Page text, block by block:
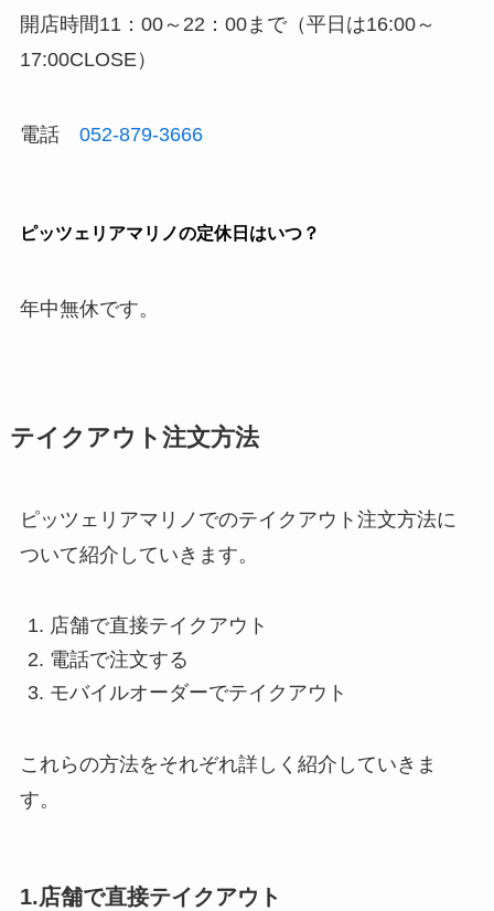
開店時間11：00～22：00まで（平日は16:00～
17:00CLOSE）
電話 052-879-3666
ピッツェリアマリノの定休日はいつ？
年中無休です。
テイクアウト注文方法
ピッツェリアマリノでのテイクアウト注文方法に
ついて紹介していきます。
店舗で直接テイクアウト
電話で注文する
モバイルオーダーでテイクアウト
これらの方法をそれぞれ詳しく紹介していきま
す。
1.店舗で直接テイクアウト